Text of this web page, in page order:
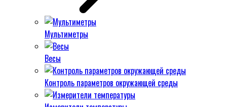
Мультиметры
Весы
Контроль параметров окружающей среды